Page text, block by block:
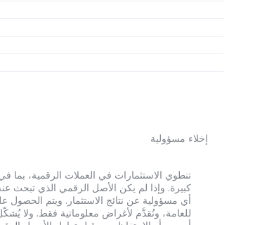
إخلاء مسؤولية
أي مسؤولية عن نتائج الاستثمار. ويتم الحصول
للعامة، وتُقدَّم لأغراض معلوماتية فقط. ولا